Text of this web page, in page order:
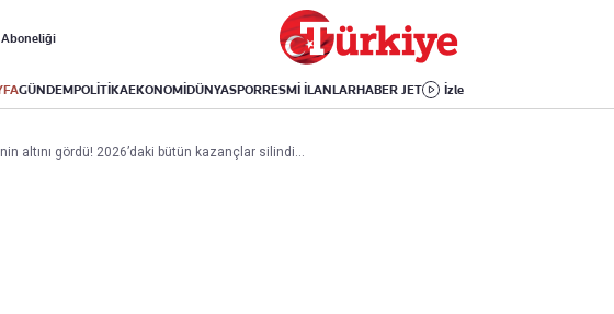
GÜNDEMPOLİTİKAEKONOMİDÜNYASPORRESMİ İLANLARHABER JET İzle
Puan Durumu
Ligi
Avrupa
Amerika
İsrail-Gazze
Yaşam
Sağlık
Yemek
Kitap
altını gördü! 2026’daki bütün kazançlar silindi…